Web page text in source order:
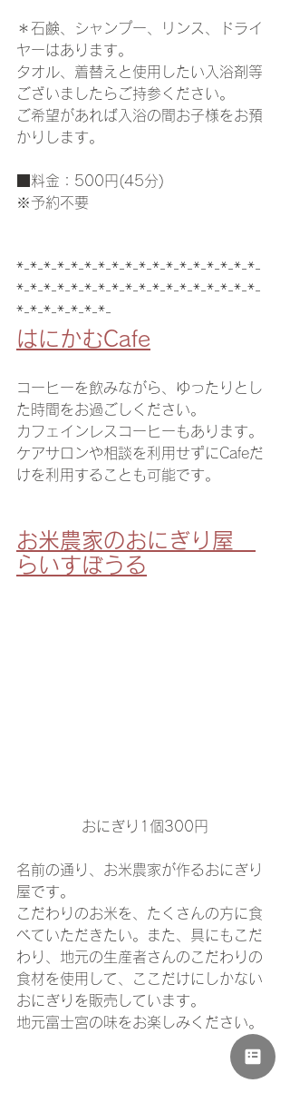
＊石鹸、シャンプー、リンス、ドライ
ヤーはあります。
タオル、着替えと使用したい入浴剤等
ございましたらご持参ください。
ご希望があれば入浴の間お子様をお預
かりします。
■料金：500円(45分)
※予約不要
*-*-*-*-*-*-*-*-*-*-*-*-*-*-*-*-*-*-
*-*-*-*-*-*-*-*-*-*-*-*-*-*-*-*-*-*-
*-*-*-*-*-*-*-
はにかむCafe
コーヒーを飲みながら、ゆったりとし
た時間をお過ごしください。
カフェインレスコーヒーもあります。
ケアサロンや相談を利用せずにCafeだ
けを利用することも可能です。
お米農家のおにぎり屋
らいすぼうる
おにぎり1個300円
名前の通り、お米農家が作るおにぎり
屋です。
こだわりのお米を、たくさんの方に食
べていただきたい。また、具にもこだ
わり、地元の生産者さんのこだわりの
食材を使用して、ここだけにしかない
おにぎりを販売しています。
地元富士宮の味をお楽しみください。